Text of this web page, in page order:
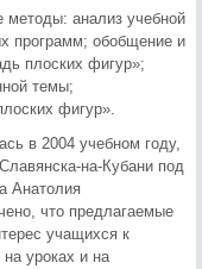
методы: анализ учебной
программ; обобщение и
плоских фигур»;
темы;
фигур».
в 2004 учебном году,
на-Кубани под
Анатолия
что предлагаемые
учащихся к
уроках и на